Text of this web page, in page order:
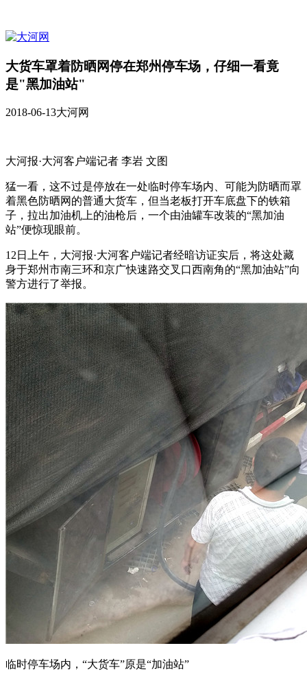
大货车罩着防晒网停在郑州停车场，仔细一看竟
是"黑加油站"
2018-06-13大河网
大河报·大河客户端记者 李岩 文图
猛一看，这不过是停放在一处临时停车场内、可能为防晒而罩
着黑色防晒网的普通大货车，但当老板打开车底盘下的铁箱
子，拉出加油机上的油枪后，一个由油罐车改装的“黑加油
站”便惊现眼前。
12日上午，大河报·大河客户端记者经暗访证实后，将这处藏
身于郑州市南三环和京广快速路交叉口西南角的“黑加油站”向
警方进行了举报。
临时停车场内，“大货车”原是“加油站”